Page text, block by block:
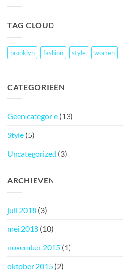
TAG CLOUD
brooklyn fashion style women
CATEGORIEËN
Geen categorie (13)
Style (5)
Uncategorized (3)
ARCHIEVEN
juli 2018 (3)
mei 2018 (10)
november 2015 (1)
oktober 2015 (2)